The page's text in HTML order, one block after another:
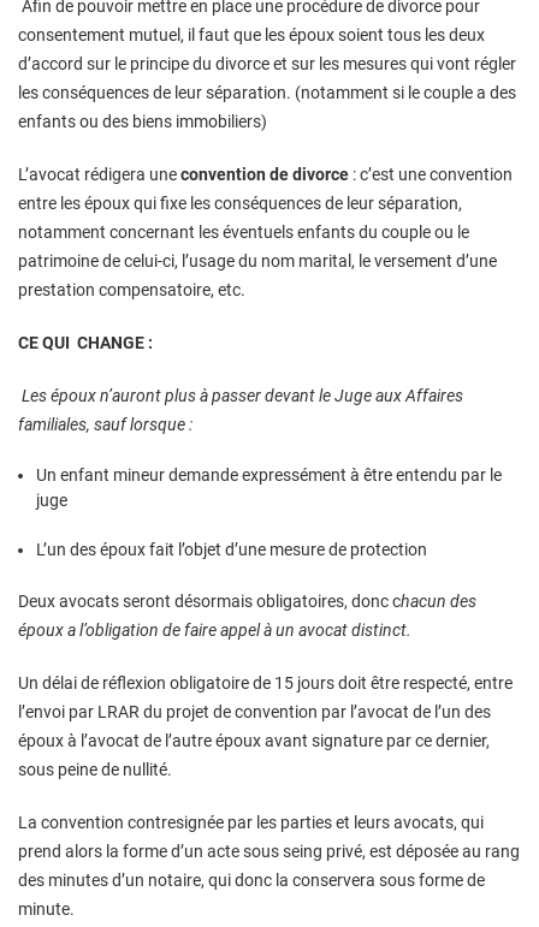
Afin de pouvoir mettre en place une procédure de divorce pour
consentement mutuel, il faut que les époux soient tous les deux
d’accord sur le principe du divorce et sur les mesures qui vont régler
les conséquences de leur séparation. (notamment si le couple a des
enfants ou des biens immobiliers)
L’avocat rédigera uneconvention de divorce : c’est une convention
entre les époux qui fixe les conséquences de leur séparation,
notamment concernant les éventuels enfants du couple ou le
patrimoine de celui-ci, l’usage du nom marital, le versement d’une
prestation compensatoire, etc.
CE QUI CHANGE :
Les époux n’auront plus à passer devant le Juge aux Affaires
familiales, sauf lorsque :
Un enfant mineur demande expressément à être entendu par le
juge
L’un des époux fait l’objet d’une mesure de protection
Deux avocats seront désormais obligatoires, donc chacun des
époux a l’obligation de faire appel à un avocat distinct.
Un délai de réflexion obligatoire de 15 jours doit être respecté, entre
l’envoi par LRAR du projet de convention par l’avocat de l’un des
époux à l’avocat de l’autre époux avant signature par ce dernier,
sous peine de nullité.
La convention contresignée par les parties et leurs avocats, qui
prend alors la forme d’un acte sous seing privé, est déposée au rang
des minutes d’un notaire, qui donc la conservera sous forme de
minute.